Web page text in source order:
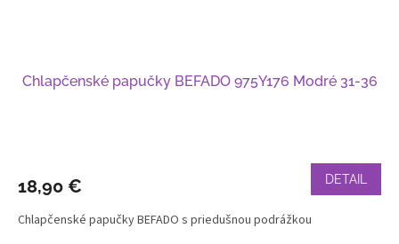
Chlapčenské papučky BEFADO 975Y176 Modré 31-36
18,90 € DETAIL
Chlapčenské papučky BEFADO s priedušnou podrážkou